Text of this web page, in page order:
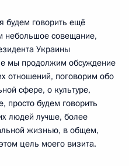
будем говорить ещё
небольшое совещание,
Украины
мы продолжим обсуждение
отношений, поговорим обо
сфере, о культуре,
просто будем говорить
людей лучше, более
жизнью, в общем,
цель моего визита.